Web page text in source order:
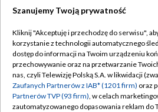
TVP
Abonament TVP
Emisja w TVP
Centrum informacji TVP
Regulamin
Polityka
Moje
Szanujemy Twoją prywatność
Kliknij "Akceptuję i przechodzę do serwisu",
korzystanie z technologii automatycznego
dostęp do informacji na Twoim urządzeniu
przechowywanie oraz na przetwarzanie
nas, czyli Telewizję Polską S.A. w likwidacji
Zaufanych Partnerów z IAB* (1201 firm) oraz
Partnerów TVP (93 firm), w celach
zautomatyzowanego dopasowania reklam do